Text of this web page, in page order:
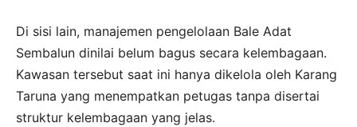
Di sisi lain, manajemen pengelolaan Bale Adat
Sembalun dinilai belum bagus secara kelembagaan.
Kawasan tersebut saat ini hanya dikelola oleh Karang
Taruna yang menempatkan petugas tanpa disertai
struktur kelembagaan yang jelas.